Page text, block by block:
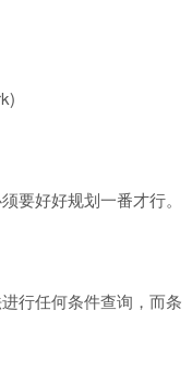
要好好规划一番才行。
行任何条件查询，而条